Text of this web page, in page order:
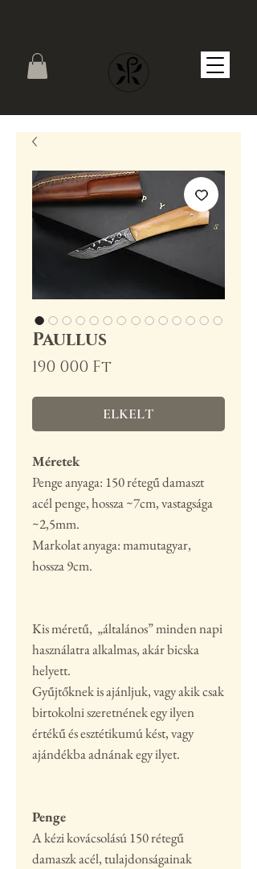
Paullus
190 000 FtÁr
ELKELT
Méretek
Penge anyaga: 150 rétegű damaszt
acél penge, hossza ~7cm, vastagsága
~2,5mm.
Markolat anyaga: mamutagyar,
hossza 9cm.
Kis méretű, „általános” minden napi
használatra alkalmas, akár bicska
helyett.
Gyűjtőknek is ajánljuk, vagy akik csak
birtokolni szeretnének egy ilyen
értékű és esztétikumú kést, vagy
ajándékba adnának egy ilyet.
Penge
A kézi kovácsolású 150 rétegű
damaszk acél, tulajdonságainak